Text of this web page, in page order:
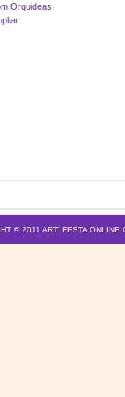
© 2011 ART' FESTA ONLINE